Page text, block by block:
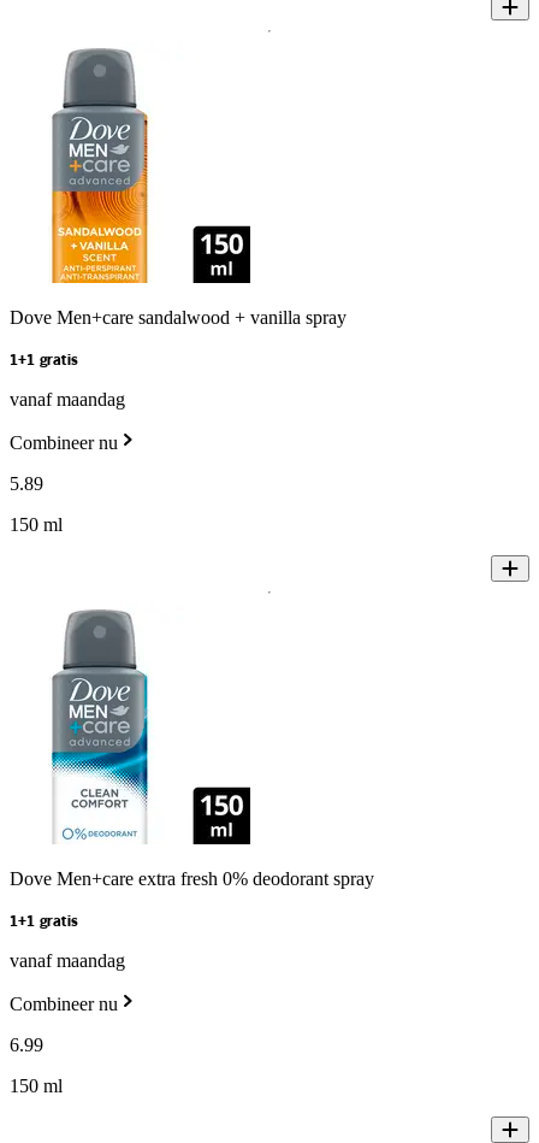
Dove Men+care sandalwood + vanilla spray
1+1 gratis
vanaf maandag
Combineer nu
5.89
150 ml
Dove Men+care extra fresh 0% deodorant spray
1+1 gratis
vanaf maandag
Combineer nu
6.99
150 ml